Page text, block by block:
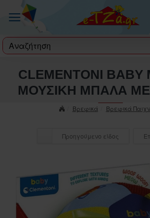
label
Βρεφικά Βρεφικά
CLEMENTONI
ΜΟΥΣΙΚΗ ΜΠΑΛΑ
Προηγούμενο είδος